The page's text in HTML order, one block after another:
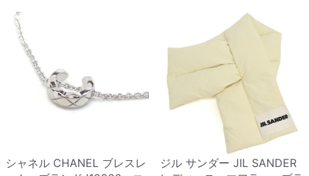
シャネル CHANEL ブレスレ
ジル サンダー JIL SANDER